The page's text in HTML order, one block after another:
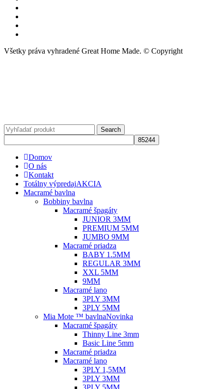
Všetky práva vyhradené Great Home Made. © Copyright
Search
Domov
O nás
Kontakt
Totálny výpredajAKCIA
Macramé bavlna
Bobbiny bavlna
Macramé špagáty
JUNIOR 3MM
PREMIUM 5MM
JUMBO 9MM
Macramé priadza
BABY 1.5MM
REGULAR 3MM
XXL 5MM
9MM
Macramé lano
3PLY 3MM
3PLY 5MM
Mia Mote ™ bavlnaNovinka
Macramé špagáty
Thinny Line 3mm
Basic Line 5mm
Macramé priadza
Macramé lano
3PLY 1,5MM
3PLY 3MM
3PLY 5MM